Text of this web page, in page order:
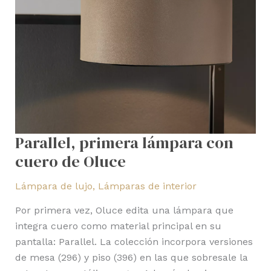
Parallel, primera lámpara con
cuero de Oluce
Lámpara de lujo, Lámparas de interior
Por primera vez, Oluce edita una lámpara que
integra cuero como material principal en su
pantalla: Parallel. La colección incorpora versiones
de mesa (296) y piso (396) en las que sobresale la